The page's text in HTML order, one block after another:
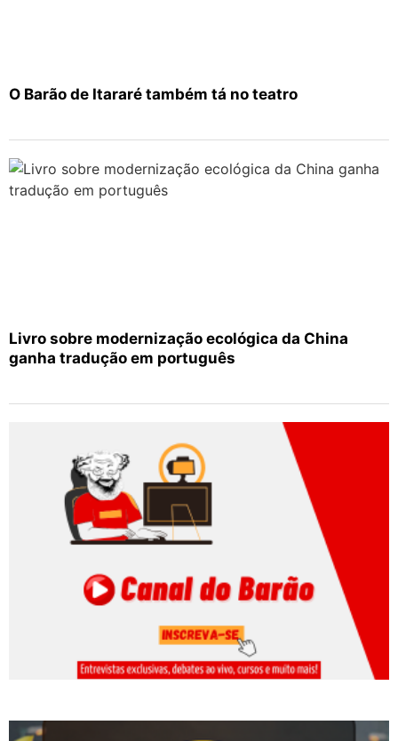
O Barão de Itararé também tá no teatro
Livro sobre modernização ecológica da China
ganha tradução em português